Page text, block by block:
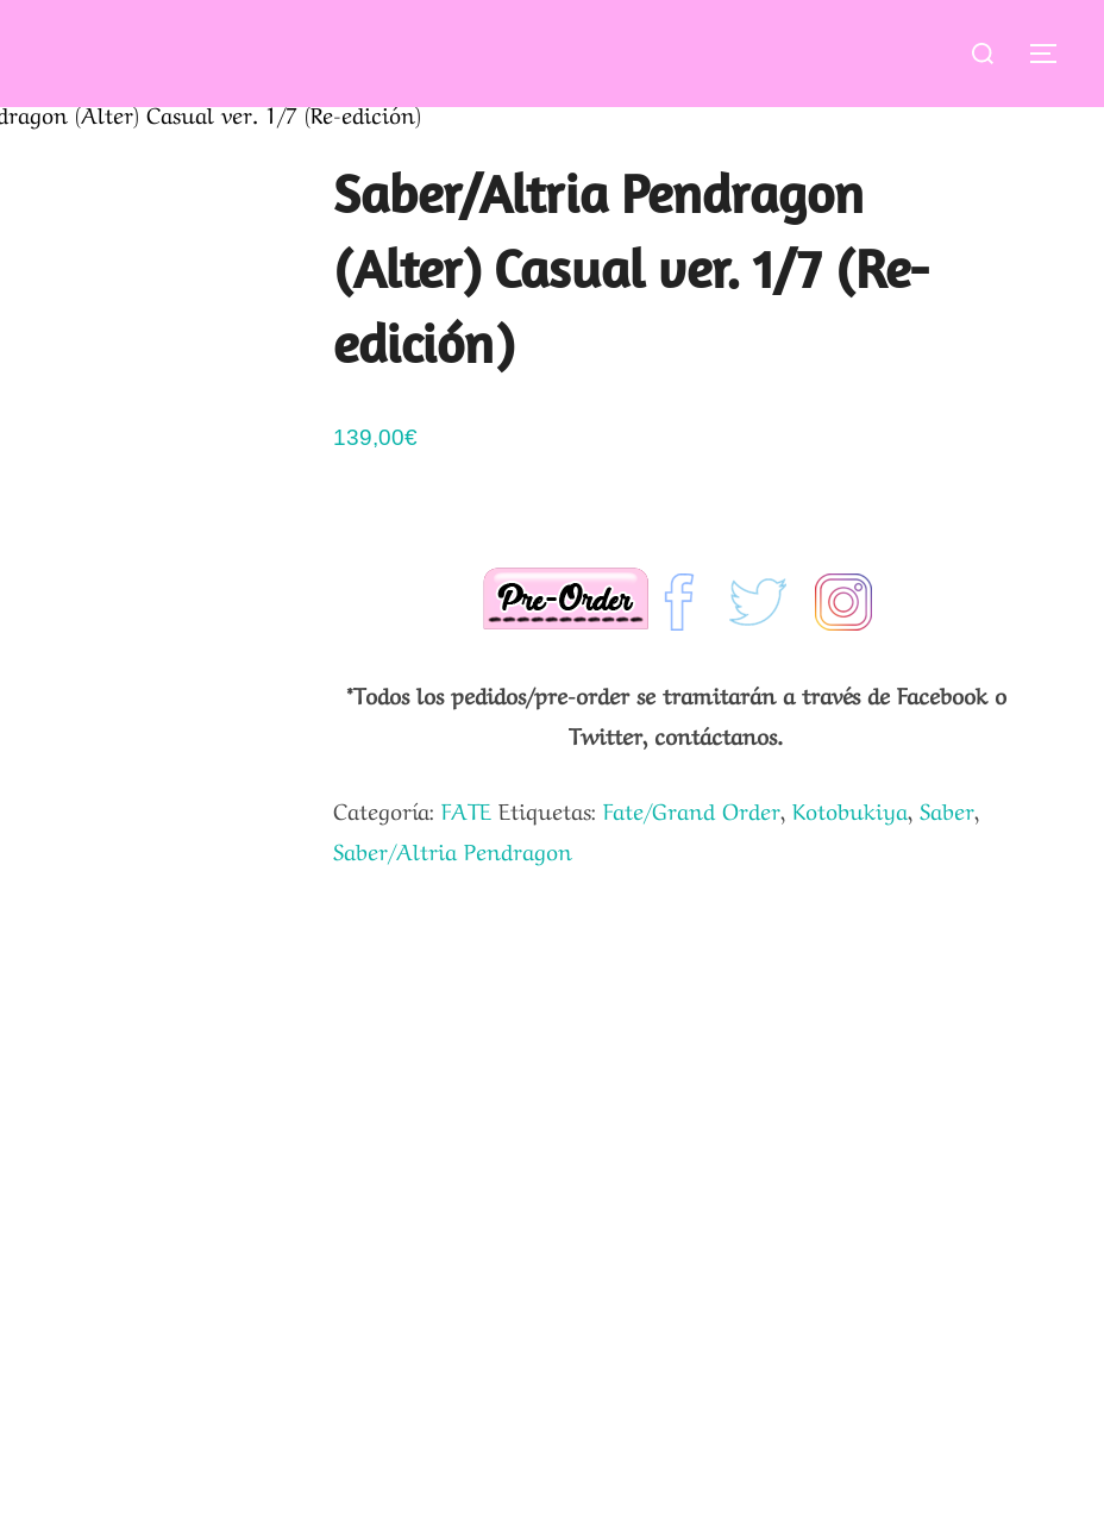
Buscar:
(Alter) Casual ver. 1/7 (Re-edición)
Saber/Altria Pendragon
(Alter) Casual ver. 1/7 (Re-
edición)
139,00€
*Todos los pedidos/pre-order se tramitarán a través de Facebook o
Twitter, contáctanos.
Categoría: FATE Etiquetas: Fate/Grand Order, Kotobukiya, Saber,
Saber/Altria Pendragon